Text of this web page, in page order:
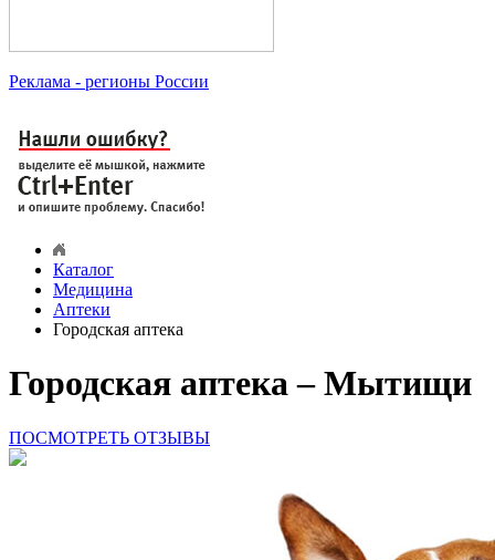
Реклама - регионы России
Каталог
Медицина
Аптеки
Городская аптека
Городская аптека – Мытищи
ПОСМОТРЕТЬ ОТЗЫВЫ